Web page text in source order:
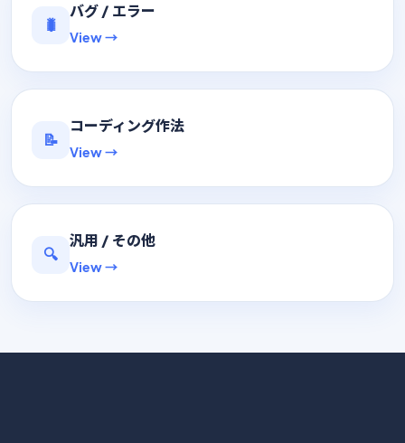
🐛
バグ / エラー
View →
📝
コーディング作法
View →
🔍
汎用 / その他
View →